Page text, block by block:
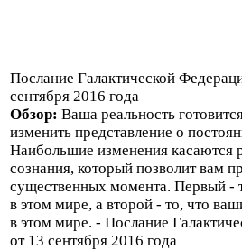
Послание Галактической
сентября 2016 года
Обзор: Ваша реальность
изменить представление о
Наибольшие изменения касаются
сознания, который позволит вам
существенных момента. Первый -
в этом мире, а второй - то, что
в этом мире. - Послание
от 13 сентября 2016 года